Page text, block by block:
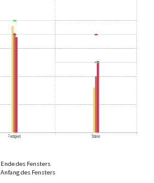
Ende des Fensters
Anfang des Fensters